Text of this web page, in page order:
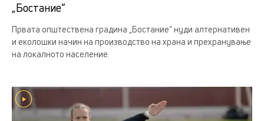
„Бостание“
Првата општествена градина „Бостание“ нуди алтернативен
и еколошки начин на производство на храна и прехранување
на локалното население.